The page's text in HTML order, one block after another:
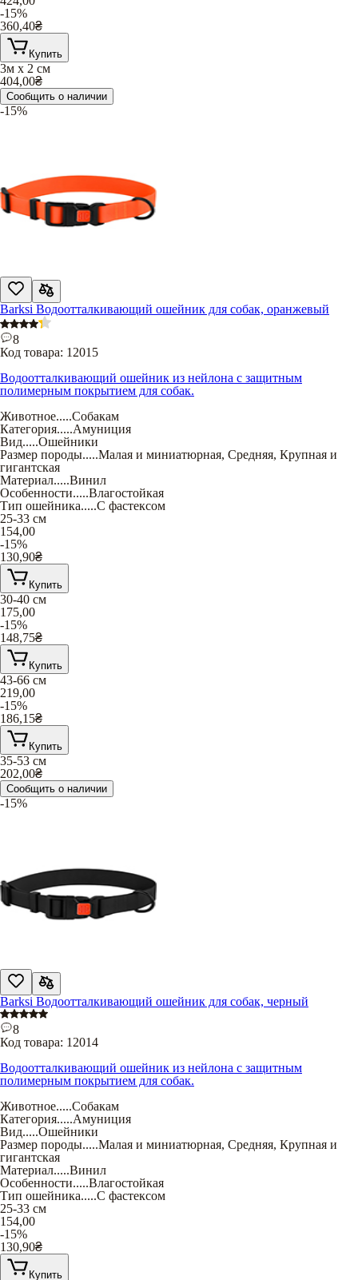
-15%
360,40₴
Купить
3м х 2 см
404,00₴
Сообщить о наличии
-15%
Barksi Водоотталкивающий ошейник для собак, оранжевый
8
Код товара: 12015
Водоотталкивающий ошейник из нейлона с защитным
полимерным покрытием для собак.
Животное.....Собакам
Категория.....Амуниция
Вид.....Ошейники
Размер породы.....Малая и миниатюрная, Средняя, Крупная и
гигантская
Материал.....Винил
Особенности.....Влагостойкая
Тип ошейника.....С фастексом
25-33 см
154,00
-15%
130,90₴
Купить
30-40 см
175,00
-15%
148,75₴
Купить
43-66 см
219,00
-15%
186,15₴
Купить
35-53 см
202,00₴
Сообщить о наличии
-15%
Barksi Водоотталкивающий ошейник для собак, черный
8
Код товара: 12014
Водоотталкивающий ошейник из нейлона с защитным
полимерным покрытием для собак.
Животное.....Собакам
Категория.....Амуниция
Вид.....Ошейники
Размер породы.....Малая и миниатюрная, Средняя, Крупная и
гигантская
Материал.....Винил
Особенности.....Влагостойкая
Тип ошейника.....С фастексом
25-33 см
154,00
-15%
130,90₴
Купить